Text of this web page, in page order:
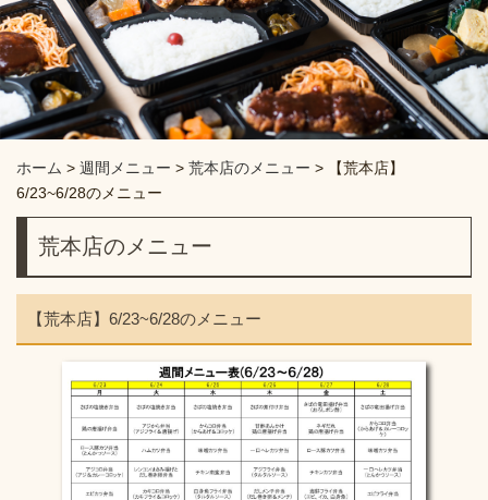
ホーム > 週間メニュー > 荒本店のメニュー >
【荒本店】
6/23~6/28のメニュー
荒本店のメニュー
【荒本店】6/23~6/28のメニュー